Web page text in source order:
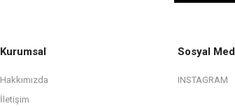
Kurumsal
Hakkımızda
İletişim
Sosyal
INSTAGRAM